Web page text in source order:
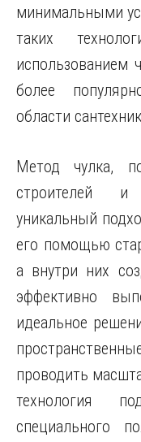
минимальными
таких
использованием
более
области
Метод чулка,
строителей и
уникальный
его помощью
а внутри них
эффективно
идеальное
проводить
технология
специального